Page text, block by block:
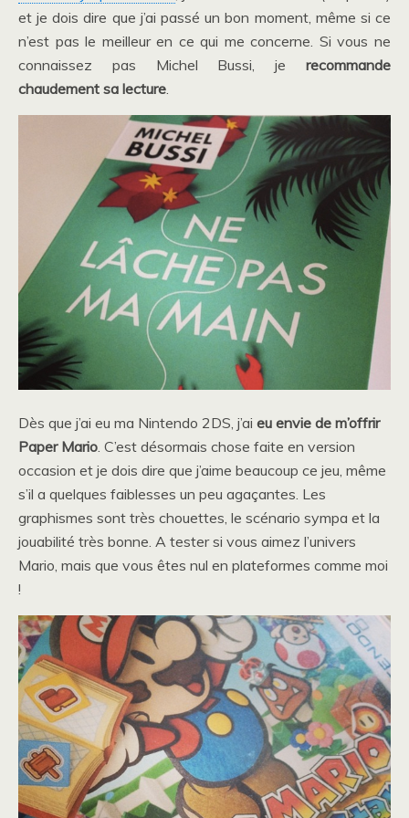
et je dois dire que j’ai passé un bon moment, même si ce
n’est pas le meilleur en ce qui me concerne. Si vous ne
connaissez pas Michel Bussi, je recommande
chaudement sa lecture
Dès que j’ai eu ma Nintendo 2DS, j’ai eu envie de m’offrir
Paper Mario. C’est désormais chose faite en version
occasion et je dois dire que j’aime beaucoup ce jeu, même
s’il a quelques faiblesses un peu agaçantes. Les
graphismes sont très chouettes, le scénario sympa et la
jouabilité très bonne. A tester si vous aimez l’univers
Mario, mais que vous êtes nul en plateformes comme moi
!